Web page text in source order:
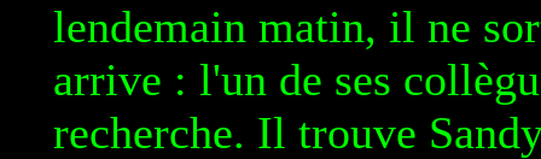
lendemain matin, il ne
arrive : l'un de ses
recherche. Il trouve